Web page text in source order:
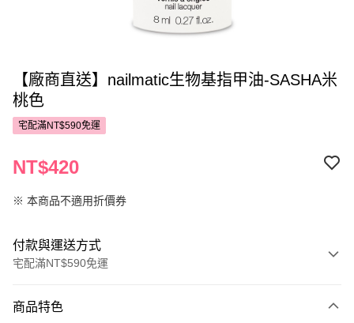
【廠商直送】nailmatic生物基指甲油-SASHA米
桃色
宅配滿NT$590免運
NT$420
※ 本商品不適用折價券
付款與運送方式
宅配滿NT$590免運
POYA支付
商品特色